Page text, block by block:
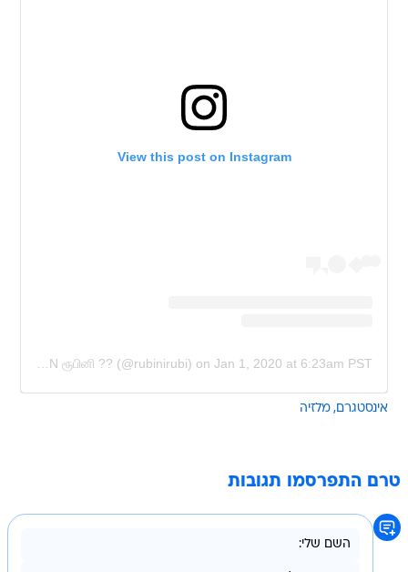
View this post on Instagram
on Jan 1, 2020 at 6:23am PST
אינסטגרם מלזיה
טרם התפרסמו תגובות